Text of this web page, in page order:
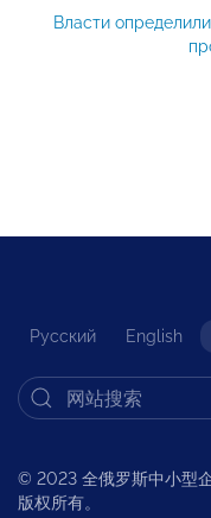
Власти
Русский English
© 2023 全俄罗斯中小型
版权所有。